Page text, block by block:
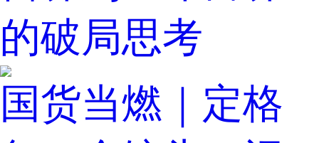
的破局思考
国货当燃｜定格